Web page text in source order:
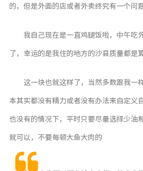
的，但是外面的店或者外卖终究有一个问
我自己现在是一直鸡腿饭啦，中午吃
了，幸运的是我住的地方的沙县质量都是
这一块也就这样了，当然多数跟我一
本其实都没有精力或者没有办法来自定义
也没有的情况下，平时只要尽量选择少油
就可以，不要每顿大鱼大肉的